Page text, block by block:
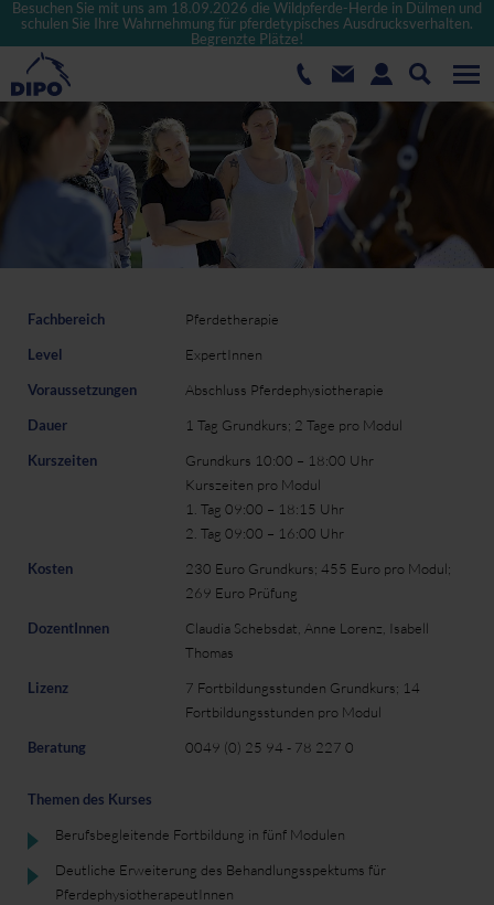
Besuchen Sie mit uns am 18.09.2026 die Wildpferde-Herde in Dülmen und
schulen Sie Ihre Wahrnehmung für pferdetypisches Ausdrucksverhalten.
Begrenzte Plätze!
Fachbereich
Pferdetherapie
Level
ExpertInnen
Voraussetzungen
Abschluss Pferdephysiotherapie
Dauer
1 Tag Grundkurs; 2 Tage pro Modul
Kurszeiten
Grundkurs 10:00 – 18:00 Uhr
Kurszeiten pro Modul
1. Tag 09:00 – 18:15 Uhr
2. Tag 09:00 – 16:00 Uhr
Kosten
230 Euro Grundkurs; 455 Euro pro Modul;
269 Euro Prüfung
DozentInnen
Claudia Schebsdat, Anne Lorenz, Isabell
Thomas
Lizenz
7 Fortbildungsstunden Grundkurs; 14
Fortbildungsstunden pro Modul
Beratung
0049 (0) 25 94 - 78 227 0
Themen des Kurses
Berufsbegleitende Fortbildung in fünf Modulen
Deutliche Erweiterung des Behandlungsspektums für
PferdephysiotherapeutInnen